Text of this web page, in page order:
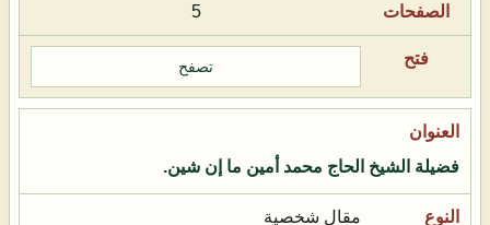
5
تصفح
فضيلة الشيخ الحاج محمد أمين ما إن شين.
مقال شخصية